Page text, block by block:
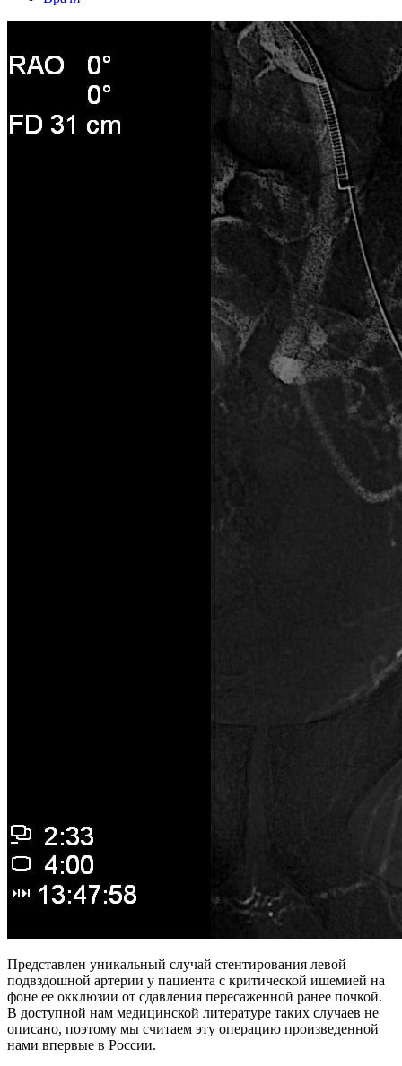
Представлен уникальный случай стентирования левой
подвздошной артерии у пациента с критической ишемией на
фоне ее окклюзии от сдавления пересаженной ранее почкой.
В доступной нам медицинской литературе таких случаев не
описано, поэтому мы считаем эту операцию произведенной
нами впервые в России.